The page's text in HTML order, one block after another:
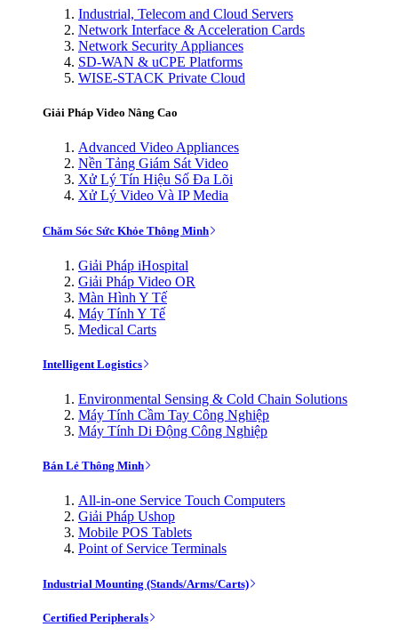
Industrial, Telecom and Cloud Servers
Network Interface & Acceleration Cards
Network Security Appliances
SD-WAN & uCPE Platforms
WISE-STACK Private Cloud
Giải Pháp Video Nâng Cao
Advanced Video Appliances
Nền Tảng Giám Sát Video
Xử Lý Tín Hiệu Số Đa Lõi
Xử Lý Video Và IP Media
Chăm Sóc Sức Khỏe Thông Minh
Giải Pháp iHospital
Giải Pháp Video OR
Màn Hình Y Tế
Máy Tính Y Tế
Medical Carts
Intelligent Logistics
Environmental Sensing & Cold Chain Solutions
Máy Tính Cầm Tay Công Nghiệp
Máy Tính Di Động Công Nghiệp
Bán Lẻ Thông Minh
All-in-one Service Touch Computers
Giải Pháp Ushop
Mobile POS Tablets
Point of Service Terminals
Industrial Mounting (Stands/Arms/Carts)
Certified Peripherals